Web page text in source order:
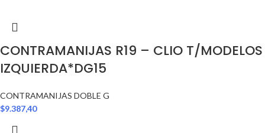
CONTRAMANIJAS R19 – CLIO T/MODELOS
IZQUIERDA*DG15
CONTRAMANIJAS DOBLE G
$9.387,40